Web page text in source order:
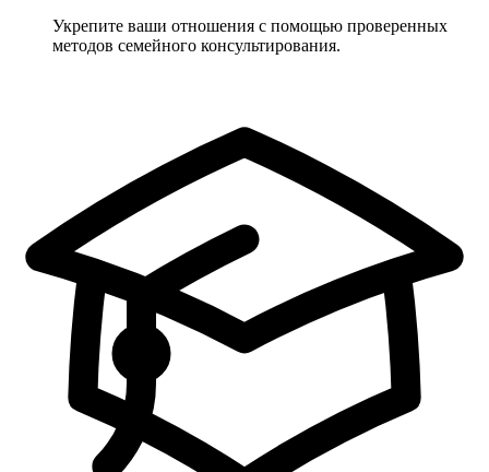
Укрепите ваши отношения с помощью проверенных
методов семейного консультирования.